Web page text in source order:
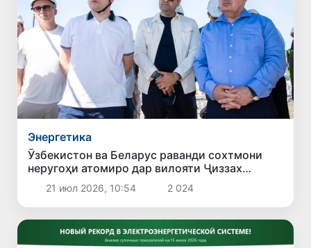
Энергетика
Ӯзбекистон ва Беларус раванди сохтмони
неругоҳи атомиро дар вилояти Ҷиззах
баррасӣ карданд
21 июл 2026, 10:54 2 024